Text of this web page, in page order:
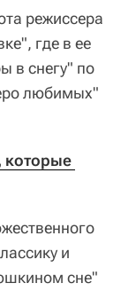
режиссера
где в ее
в снегу" по
любимых"
которые
и
сне"